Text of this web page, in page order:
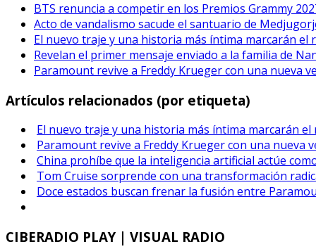
BTS renuncia a competir en los Premios Grammy
Acto de vandalismo sacude el santuario de
El nuevo traje y una historia más íntima marcarán el
Revelan el primer mensaje enviado a la familia de
Paramount revive a Freddy Krueger con una nueva
Artículos relacionados (por etiqueta)
El nuevo traje y una historia más íntima marcarán
Paramount revive a Freddy Krueger con una nueva
China prohíbe que la inteligencia artificial actúe
Tom Cruise sorprende con una transformación
Doce estados buscan frenar la fusión entre
CIBERADIO PLAY | VISUAL RADIO